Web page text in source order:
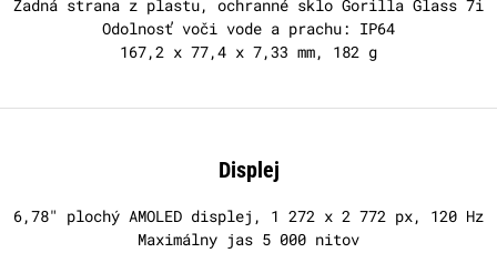
Zadná strana z plastu, ochranné sklo Gorilla Glass 7i
Odolnosť voči vode a prachu: IP64
167,2 x 77,4 x 7,33 mm, 182 g
Displej
6,78" plochý AMOLED displej, 1 272 x 2 772 px, 120 Hz
Maximálny jas 5 000 nitov